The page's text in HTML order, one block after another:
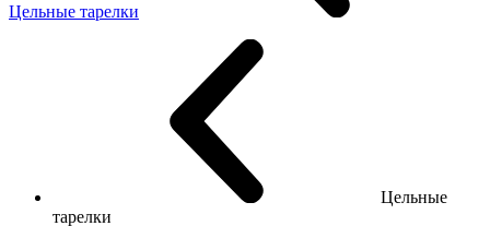
Цельные тарелки
Цельные
тарелки